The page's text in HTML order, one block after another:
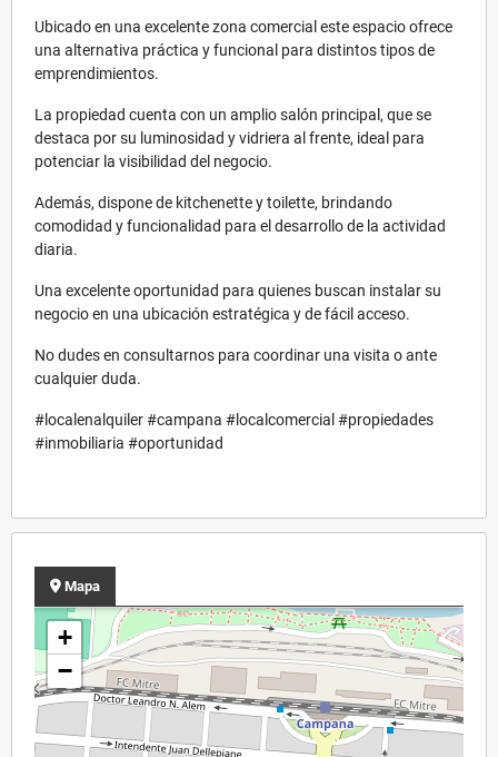
Ubicado en una excelente zona comercial este espacio ofrece
una alternativa práctica y funcional para distintos tipos de
emprendimientos.
La propiedad cuenta con un amplio salón principal, que se
destaca por su luminosidad y vidriera al frente, ideal para
potenciar la visibilidad del negocio.
Además, dispone de kitchenette y toilette, brindando
comodidad y funcionalidad para el desarrollo de la actividad
diaria.
Una excelente oportunidad para quienes buscan instalar su
negocio en una ubicación estratégica y de fácil acceso.
No dudes en consultarnos para coordinar una visita o ante
cualquier duda.
#localenalquiler #campana #localcomercial #propiedades
#inmobiliaria #oportunidad
Mapa
+
−